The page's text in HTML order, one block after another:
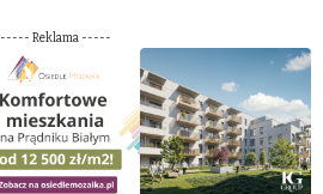
----- Reklama -----